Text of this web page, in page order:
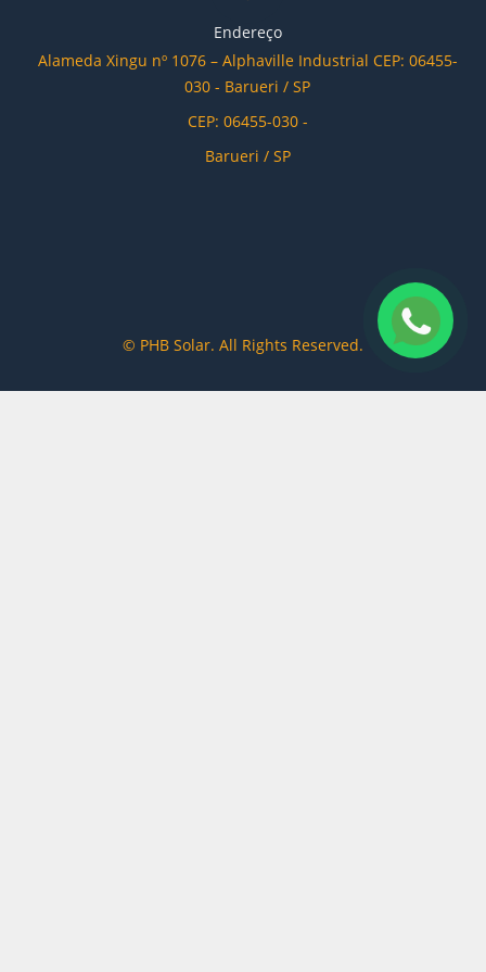
Endereço
Alameda Xingu nº 1076 – Alphaville Industrial CEP: 06455-
030 - Barueri / SP
CEP: 06455-030 -
Barueri / SP
© PHB Solar. All Rights Reserved.